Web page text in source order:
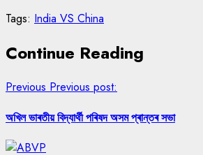
Tags: India VS China
Continue Reading
Previous Previous post:
অখিল ভাৰতীয় বিদ্যাৰ্থী পৰিষদ অসম প্ৰান্তৰ সভা